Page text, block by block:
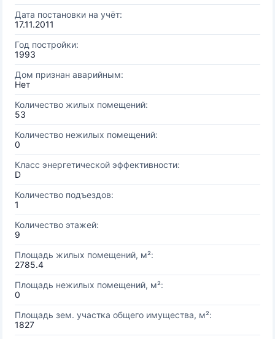
Дата постановки на учёт:
17.11.2011
Год постройки:
1993
Дом признан аварийным:
Нет
Количество жилых помещений:
53
Количество нежилых помещений:
0
Класс энергетической эффективности:
D
Количество подъездов:
1
Количество этажей:
9
Площадь жилых помещений, м²:
2785.4
Площадь нежилых помещений, м²:
0
Площадь зем. участка общего имущества, м²:
1827